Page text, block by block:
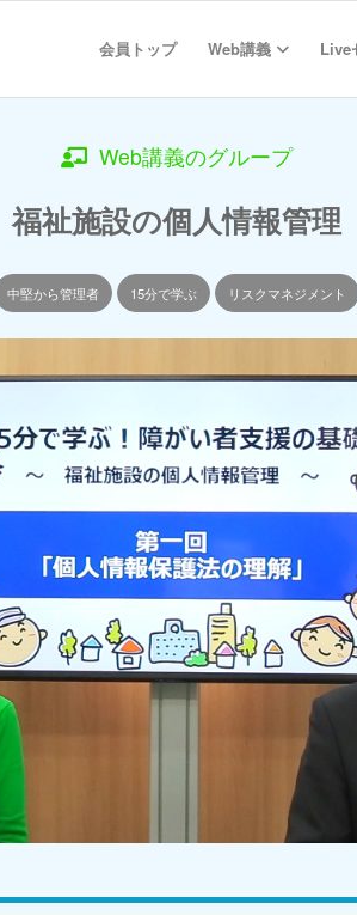
会員トップ Web講義 Live
Web講義のグループ
福祉施設の個人情報管理
中堅から管理者 15分で学ぶ リスクマネジメント